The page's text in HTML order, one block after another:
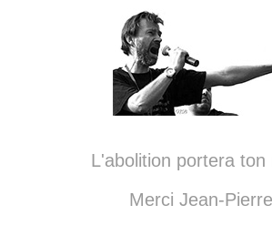
L'abolition portera ton
Merci Jean-